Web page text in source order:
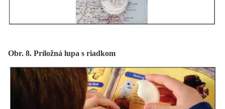
Obr. 8. Príložná lupa s riadkom